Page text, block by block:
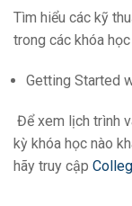
Tìm hiểu các kỹ
trong các khóa
Getting Started
Để xem lịch trình
kỳ khóa học nào
hãy truy cập